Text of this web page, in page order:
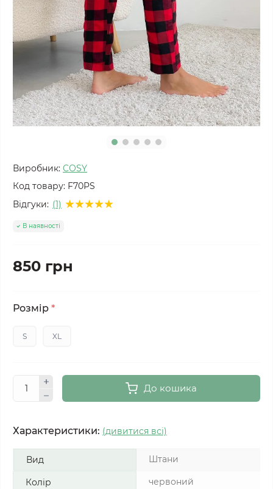
Виробник: COSY
Код товару: F70PS
Відгуки: (1)
В наявності
850 грн
Розмір *
S XL
До кошика
Характеристики: (дивитися всі)
Вид Штани
Колір червоний